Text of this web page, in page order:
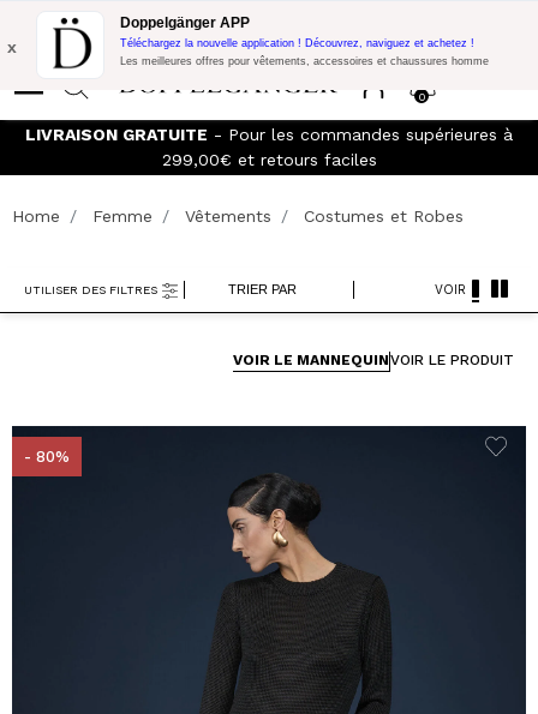
Promo Flash: 10% de réduction supplémentaire sur 300€ d'achat
avec le code:
0
x
Doppelgänger APP
Téléchargez la nouvelle application ! Découvrez, naviguez et achetez !
Les meilleures offres pour vêtements, accessoires et chaussures homme
LIVRAISON GRATUITE - Pour les commandes supérieures à
299,00€ et retours faciles
Home Femme Vêtements Costumes et Robes
TRIER PAR
UTILISER DES FILTRES VOIR
VOIR LE MANNEQUINVOIR LE PRODUIT
- 80%